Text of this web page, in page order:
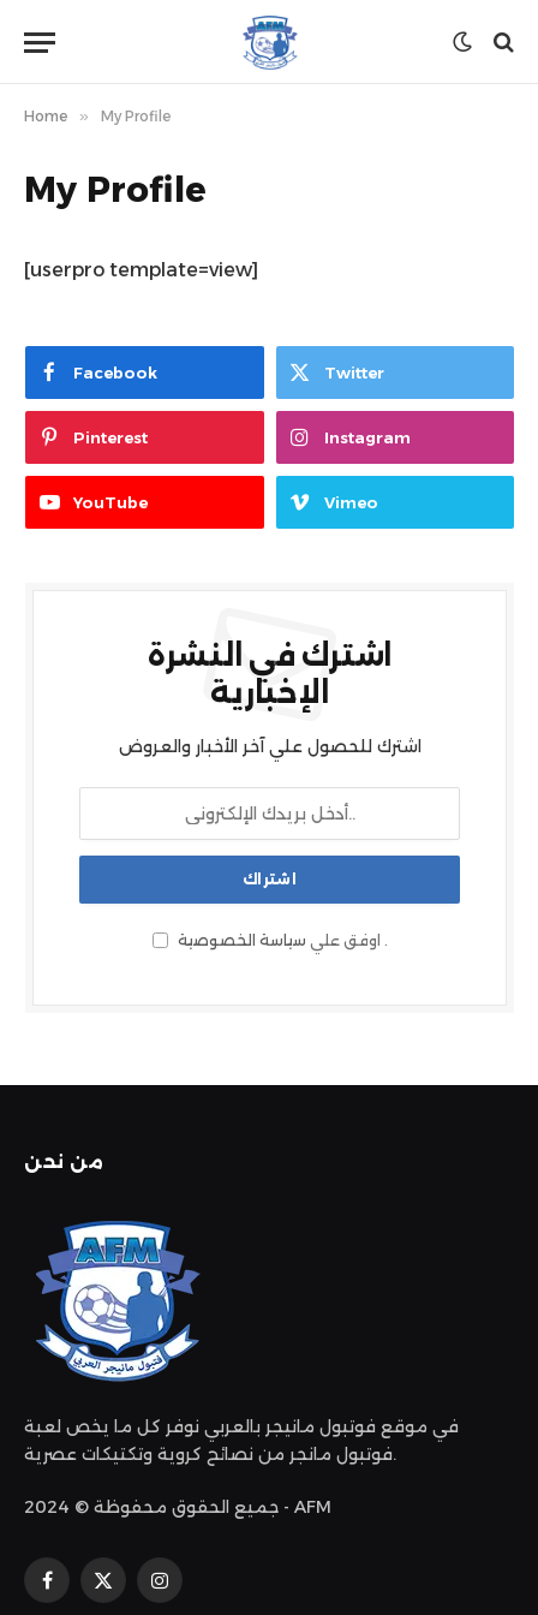
Home » My Profile
My Profile
[userpro template=view]
Facebook Twitter
Pinterest Instagram
YouTube Vimeo
اشترك في النشرة
الإخبارية
اشترك للحصول علي آخر الأخبار والعروض
اوفق علي سياسة الخصوصية .
من نحن
في موقع فوتبول مانيجر بالعربي نوفر كل ما يخص لعبة
فوتبول مانجر من نصائح كروية وتكتيكات عصرية.
جميع الحقوق محفوظة © 2024 - AFM
فيسبوك
X
الانستغرام